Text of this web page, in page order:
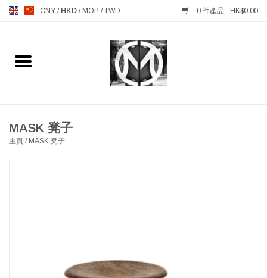
CNY / HKD / MOP /TWD 0 件產品 - HK$0.00
主頁
MANKS ANTIQUES 古董
HEALTHY LIVING 健康家居
MASK 凳子
主頁 / MASK 凳子